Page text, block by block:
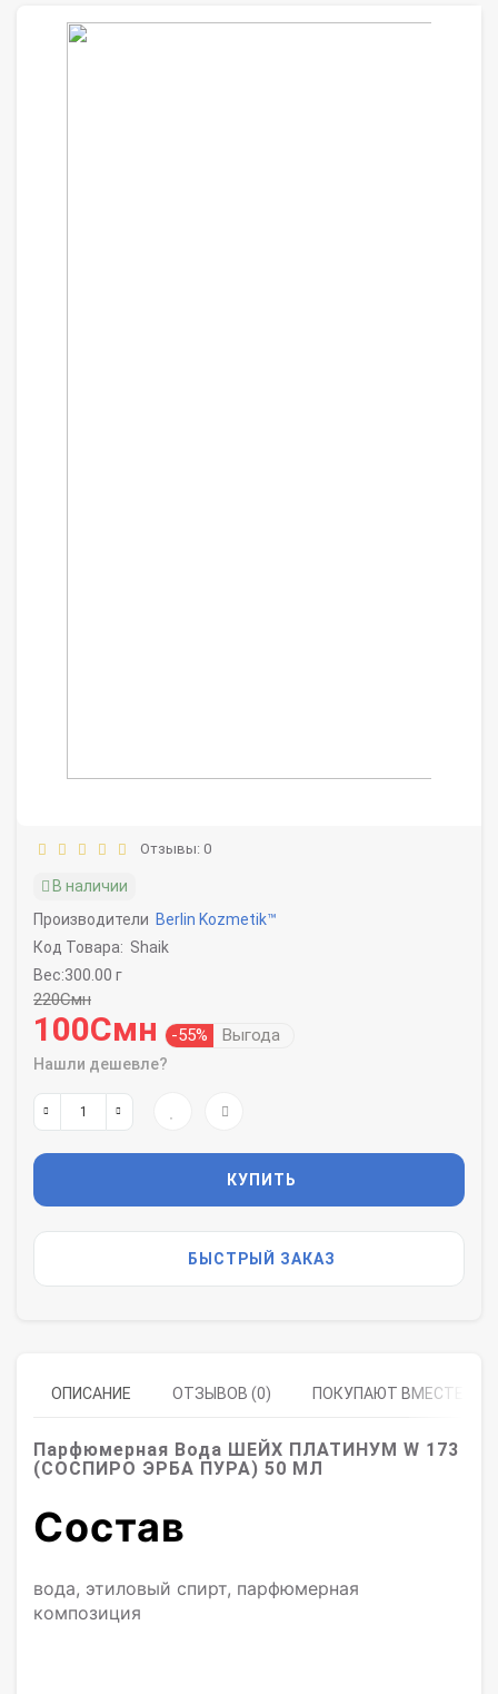
Отзывы: 0
В наличии
Производители Berlin Kozmetik™
Код Товара: Shaik
Вес:300.00 г
220Смн
100Смн -55% Выгода
Нашли дешевле?
КУПИТЬ
БЫСТРЫЙ ЗАКАЗ
ОПИСАНИЕ ОТЗЫВОВ (0) ПОКУПАЮТ ВМЕСТЕ
Парфюмерная Вода ШЕЙХ ПЛАТИНУМ W 173
(СОСПИРО ЭРБА ПУРА) 50 МЛ
Состав
вода, этиловый спирт, парфюмерная
композиция